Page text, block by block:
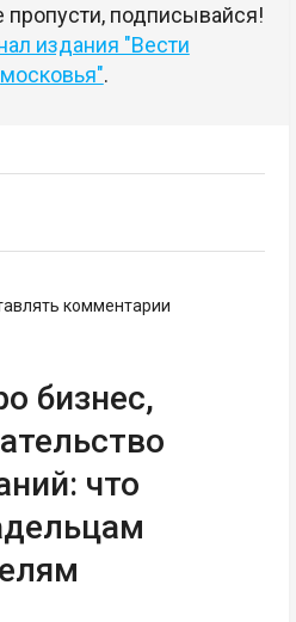
пропусти, подписывайся!
издания "Вести
.
комментарии
бизнес,
что